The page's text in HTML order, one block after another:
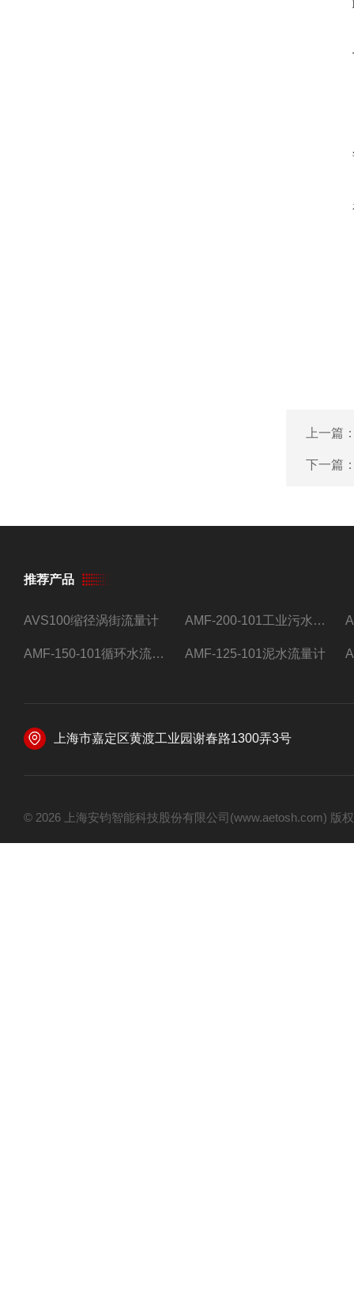
上一篇
下一篇
推荐产品
AVS100缩径涡街流量计 AMF-200-101工业污水流量计
AMF-150-101循环水流量计,电磁流量计 AMF-125-101泥水流量计
上海市嘉定区黄渡工业园谢春路1300弄3号
© 2026 上海安钧智能科技股份有限公司(www.aetosh.com)